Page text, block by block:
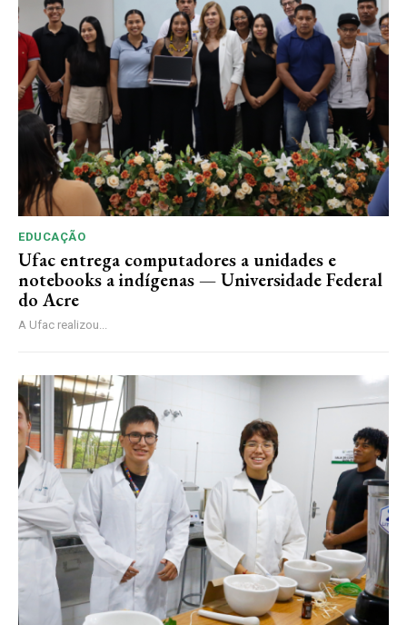
EDUCAÇÃO
Ufac entrega computadores a unidades e
notebooks a indígenas — Universidade Federal
do Acre
A Ufac realizou...